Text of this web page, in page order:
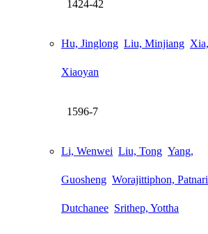
1424-42
Hu, Jinglong Liu, Minjiang
Xiaoyan
1596-7
Li, Wenwei Liu, Tong Yang,
Guosheng Worajittiphon,
Dutchanee Srithep, Yottha